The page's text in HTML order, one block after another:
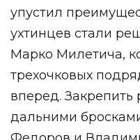
упустил
ухтинцев стали
Марко Милетича,
трехочковых
вперед. Закрепить
дальними